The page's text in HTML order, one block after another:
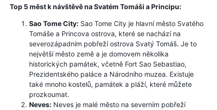
Top 5 měst k návštěvě na Svatém Tomáši a Principu:
Sao Tome City: Sao Tome City je hlavní město Svatého
Tomáše a Princova ostrova, které se nachází na
severozápadním pobřeží ostrova Svatý Tomáš. Je to
největší město země a je domovem několika
historických památek, včetně Fort Sao Sebastiao,
Prezidentského paláce a Národního muzea. Existuje
také mnoho kostelů, památek a pláží, které můžete
prozkoumat.
Neves: Neves je malé město na severním pobřeží